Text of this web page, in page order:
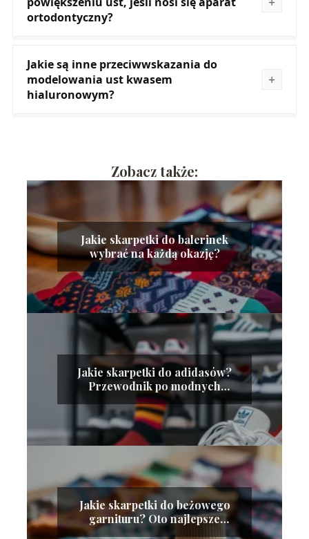
ortodontyczny?
Jakie są inne przeciwwskazania do
modelowania ust kwasem
hialuronowym?
Zobacz także:
Jakie skarpetki do balerinek
wybrać na każdą okazję?
Jakie skarpetki do adidasów?
Przewodnik po modnych
stylizacjach
Jakie skarpetki do beżowego
garnituru? Oto najlepsze
propozycje!